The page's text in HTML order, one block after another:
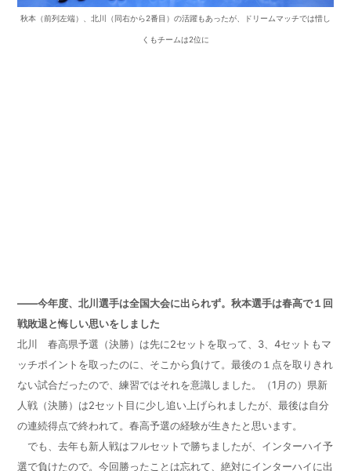
秋本（前列左端）、北川（同右から2番目）の活躍もあったが、ドリームマッチでは惜し
くもチームは2位に
——今年度、北川選手は全国大会に出られず。秋本選手は春高で１回
戦敗退と悔しい思いをしました
北川 春高県予選（決勝）は先に2セットを取って、3、4セットもマ
ッチポイントを取ったのに、そこから負けて。最後の１点を取りきれ
ない試合だったので、練習ではそれを意識しました。（1月の）県新
人戦（決勝）は2セット目に少し追い上げられましたが、最後は自分
の連続得点で終われて。春高予選の経験が生きたと思います。
でも、去年も新人戦はフルセットで勝ちましたが、インターハイ予
選で負けたので。今回勝ったことは忘れて、絶対にインターハイに出